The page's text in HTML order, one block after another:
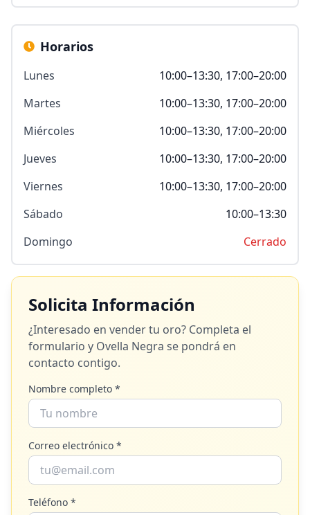
Horarios
Lunes
10:00–13:30, 17:00–20:00
Martes
10:00–13:30, 17:00–20:00
Miércoles
10:00–13:30, 17:00–20:00
Jueves
10:00–13:30, 17:00–20:00
Viernes
10:00–13:30, 17:00–20:00
Sábado
10:00–13:30
Domingo
Cerrado
Solicita Información
¿Interesado en vender tu oro? Completa el
formulario y Ovella Negra se pondrá en
contacto contigo.
Nombre completo *
Correo electrónico *
Teléfono *